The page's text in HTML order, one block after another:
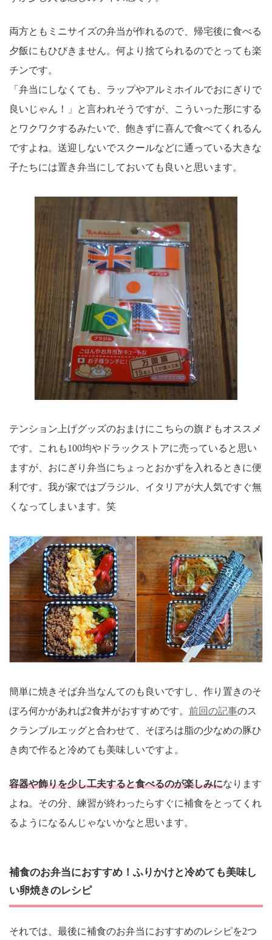
両方ともミニサイズの弁当が作れるので、帰宅後に食べる
夕飯にもひびきません。何より捨てられるのでとっても楽
チンです。
「弁当にしなくても、ラップやアルミホイルでおにぎりで
良いじゃん！」と言われそうですが、こういった形にする
とワクワクするみたいで、飽きずに喜んで食べてくれるん
ですよね。送迎しないでスクールなどに通っている大きな
子たちには置き弁当にしておいても良いと思います。
テンション上げグッズのおまけにこちらの旗🚩もオススメ
です。これも100均やドラックストアに売っていると思い
ますが、おにぎり弁当にちょっとおかずを入れるときに便
利です。我が家ではブラジル、イタリアが大人気ですぐ無
くなってしまいます。笑
簡単に焼きそば弁当なんてのも良いですし、作り置きのそ
ぼろ何かがあれば2食丼がおすすめです。 前回の記事のス
クランブルエッグと合わせて、そぼろは脂の少なめの豚ひ
き肉で作ると冷めても美味しいですよ。
容器や飾りを少し工夫すると食べるのが楽しみになります
よね。その分、練習が終わったらすぐに補食をとってくれ
るようになるんじゃないかなと思います。
補食のお弁当におすすめ！ふりかけと冷めても美味し
い卵焼きのレシピ
それでは、最後に補食のお弁当におすすめのレシピを2つ